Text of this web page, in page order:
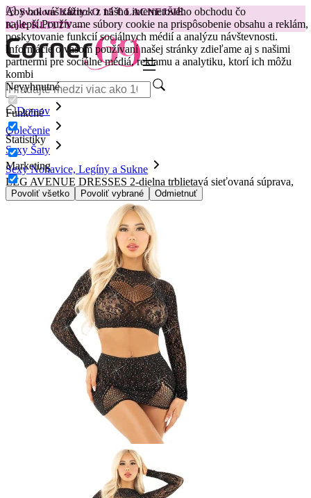
Aby bol váš zážitok z nášho internetového obchodu čo
najlepší.Používame súbory cookie na prispôsobenie obsahu a reklám,
poskytovanie funkcií sociálnych médií a analýzu návštevnosti.
Informácie o vašom používaní našej stránky zdieľame aj s našimi
partnermi pre sociálne médiá, reklamu a analytiku, ktorí ich môžu
kombi
Nevyhnutné
Funkčné
Štatistiky
Marketing
Povoliť všetko Povoliť vybrané Odmietnuť
😽Svakom Klitty: O 15 € LACNEJŠIE
Kód: KLITTY →
Domov
Oblečenie
Sexy Šaty
Sexy Nohavice, Legíny a Sukne
LEG AVENUE DRESSES 2-dielna trblietavá sieťovaná súprava,
čierna